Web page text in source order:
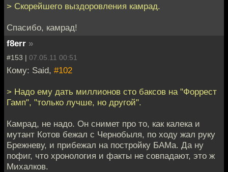
> Скорейшего выздоровления камрад.
Спасибо, камрад!
f8err »
#153 | 07.05.11 00:51
Кому: Said, #102
> Надо ему дать миллионов сто баксов на "Форрест
Гамп", "только лучше, но другой".
Камрад, не надо. Он снимет про то, как калека и
мутант Котов бежал с Чернобыля, по ходу жал руку
Брежневу, и прибежал на постройку БАМа. Да ну
пофиг, что хронология и факты не совпадают, это ж
Михалков.